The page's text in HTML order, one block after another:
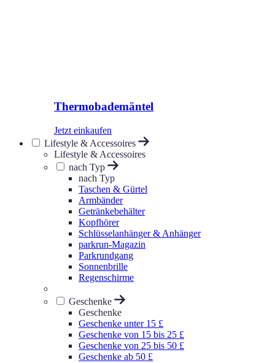
Thermobademäntel
Jetzt einkaufen
Lifestyle & Accessoires
Lifestyle & Accessoires
nach Typ
nach Typ
Taschen & Gürtel
Armbänder
Getränkebehälter
Kopfhörer
Schlüsselanhänger & Anhänger
parkrun-Magazin
Parkrundgang
Sonnenbrille
Regenschirme
Geschenke
Geschenke
Geschenke unter 15 £
Geschenke von 15 bis 25 £
Geschenke von 25 bis 50 £
Geschenke ab 50 £